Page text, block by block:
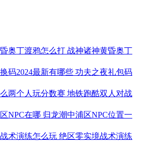
奥丁渡鸦怎么打 战神诸神黄昏奥丁
码2024最新有哪些 功夫之夜礼包码
两个人玩分数赛 地铁跑酷双人对战
NPC在哪 归龙潮中浦区NPC位置一
术演练怎么玩 绝区零实境战术演练